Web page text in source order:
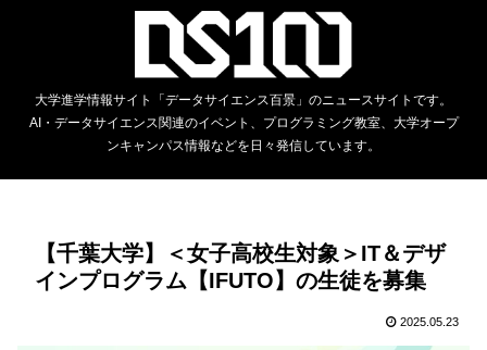
大学進学情報サイト「データサイエンス百景」のニュースサイトです。
AI・データサイエンス関連のイベント、プログラミング教室、大学オープ
ンキャンパス情報などを日々発信しています。
【千葉大学】＜女子高校生対象＞IT＆デザ
インプログラム【IFUTO】の生徒を募集
2025.05.23